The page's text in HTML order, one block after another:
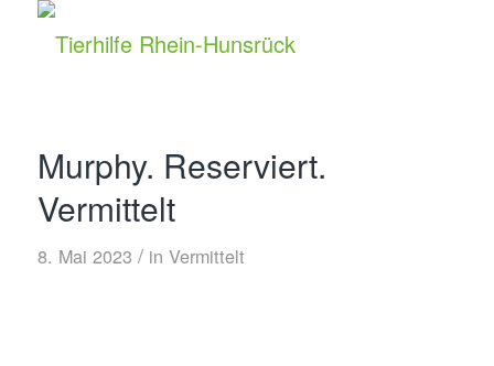
Murphy. Reserviert.
Vermittelt
8. Mai 2023 / in Vermittelt